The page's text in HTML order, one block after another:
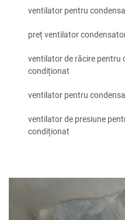
ventilator pentru
preț ventilator
ventilator de răcire pentru
condiționat
ventilator pentru
ventilator de presiune
condiționat